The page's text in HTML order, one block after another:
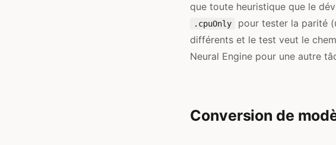
que toute heuristique que le
.cpuOnly
pour tester la parité
différents et le test veut le
Neural Engine pour une autre
Conversion de